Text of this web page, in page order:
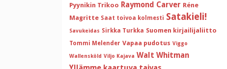
Pyynikin Trikoo Raymond Carver Réne
Magritte Saat toivoa kolmesti Satakieli!
Savukeidas Sirkka Turkka Suomen kirjailijaliitto
Tommi Melender Vapaa pudotus Viggo
Wallensköld Viljo Kajava Walt Whitman